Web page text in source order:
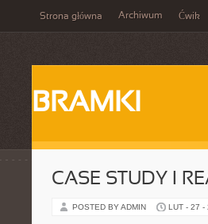
Strona główna Archiwum Ćwik
BRAMKI
CASE STUDY I
POSTED BY ADMIN LUT - 27 -